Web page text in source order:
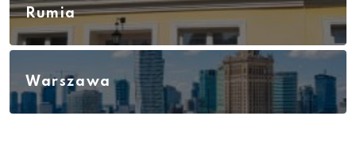
Rumia
Warszawa